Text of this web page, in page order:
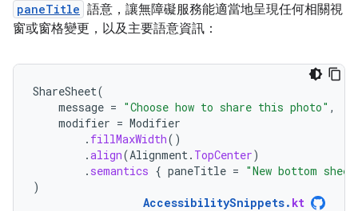
paneTitle 語意，讓無障礙服務能適當地呈現任何相關視
窗或窗格變更，以及主要語意資訊：
ShareSheet(
message = "Choose how to share this photo" ,
modifier = Modifier
. fillMaxWidth()
.align(Alignment . TopCenter)
. semantics { paneTitle = "New bottom
)
AccessibilitySnippets. kt